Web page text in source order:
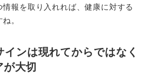
報を取り入れれば、健康に対する
。
ンは現れてからではなく
大切